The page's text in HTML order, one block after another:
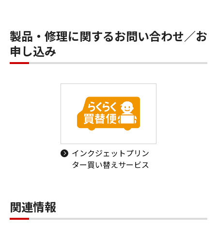
製品・修理に関するお問い合わせ／お
申し込み
インクジェットプリン
ター買い替えサービス
関連情報